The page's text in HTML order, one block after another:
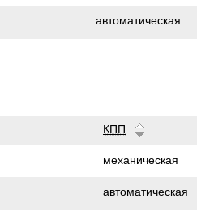
автоматическая
КПП
механическая
автоматическая